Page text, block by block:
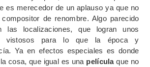
es merecedor de un aplauso ya que no
de renombre. Algo parecido
las localizaciones, que logran unos
vistosos para lo que la época y
Ya en efectos especiales es donde
cosa, que igual es una películaque no